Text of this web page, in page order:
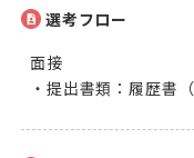
選考フロー
面接
・提出書類：履歴書